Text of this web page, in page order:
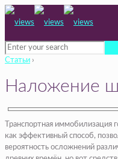
Статьи ›
Наложение
Транспортная иммобилизация
как эффективный способ,
вероятность осложнений